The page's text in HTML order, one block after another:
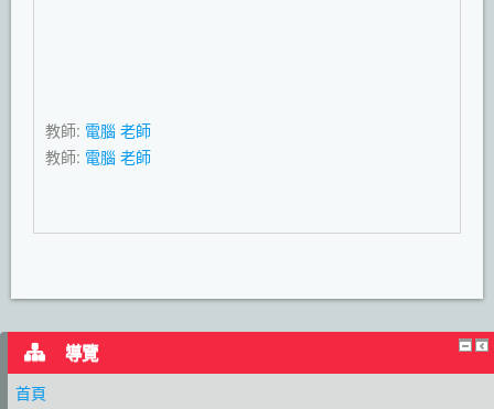
教師: 電腦 老師
教師: 電腦 老師
導覽
首頁